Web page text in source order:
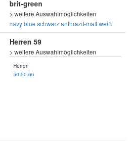
brit-green
> weitere Auswahlmöglichkeiten
navy blue schwarzanthrazit-mattweiß
Herren 59
> weitere Auswahlmöglichkeiten
Herren
50 50 66